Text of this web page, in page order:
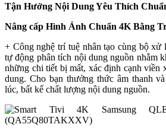
Tận Hưởng Nội Dung Yêu Thích
Nâng cấp Hình Ảnh Chuẩn 4K Bằng
+ Công nghệ trí tuệ nhân tạo cùng bộ xử
tự động phân tích nội dung nguồn nhằm
những chi tiết bị mất, xác định cạnh viền
dung. Cho bạn thưởng thức âm thanh
lúc, bất kể chất lượng nội dung nguồn.